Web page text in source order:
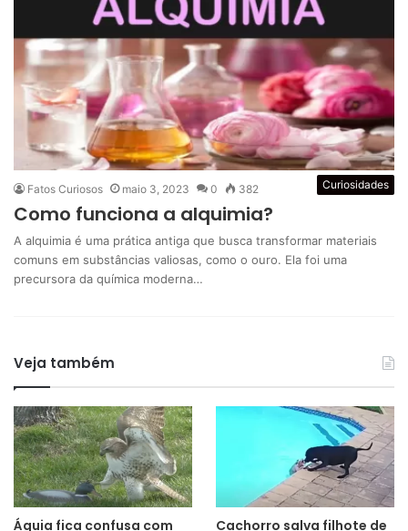
Curiosidades
Fatos Curiosos maio 3, 2023 0 382
Como funciona a alquimia?
A alquimia é uma prática antiga que busca transformar materiais
comuns em substâncias valiosas, como o ouro. Ela foi uma
precursora da química moderna…
Veja também
Águia fica confusa com
Cachorro salva filhote de